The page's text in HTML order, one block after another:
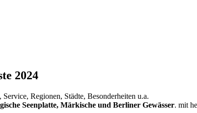
2024
Regionen, Städte, Besonderheiten u.a.
Seenplatte, Märkische und Berliner Gewässer. mit